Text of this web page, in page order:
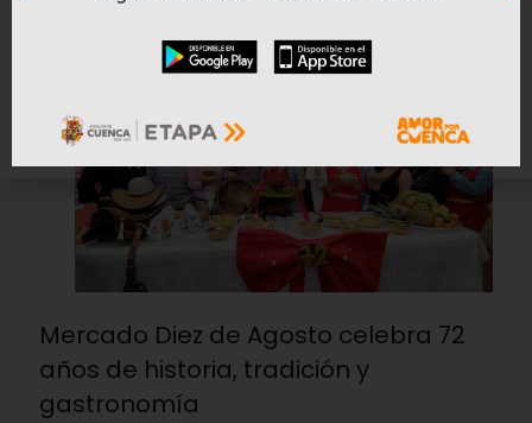
Mercado Diez de Agosto celebra 72
años de historia, tradición y
gastronomía